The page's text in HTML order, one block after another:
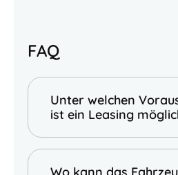
FAQ
Unter welchen
ist ein Leasing
Ein Leasing ist nur mit
und sauberer Schufa
Wo kann das